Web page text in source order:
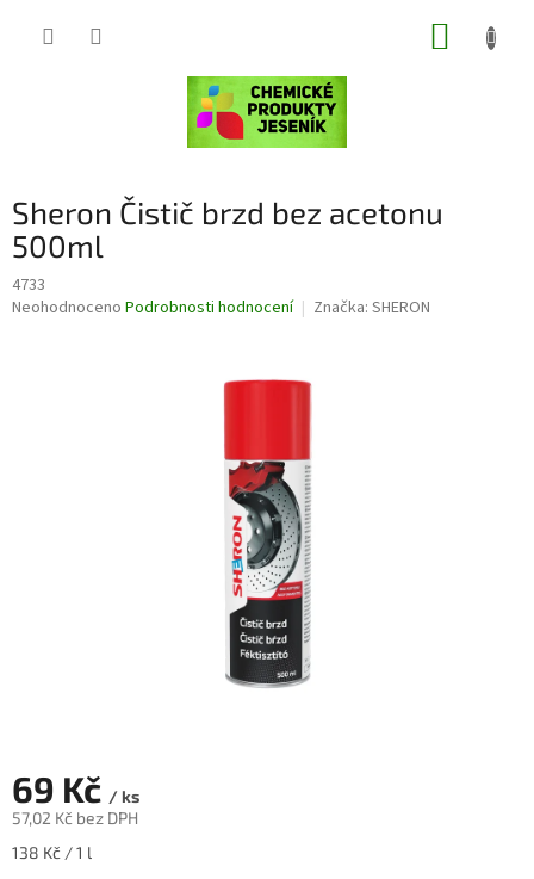
Sheron Čistič brzd bez acetonu
500ml
4733
Průměrné
Neohodnoceno Podrobnosti hodnocení Značka: SHERON
69 Kč / ks
57,02 Kč bez DPH
Měrná
138 Kč / 1 l